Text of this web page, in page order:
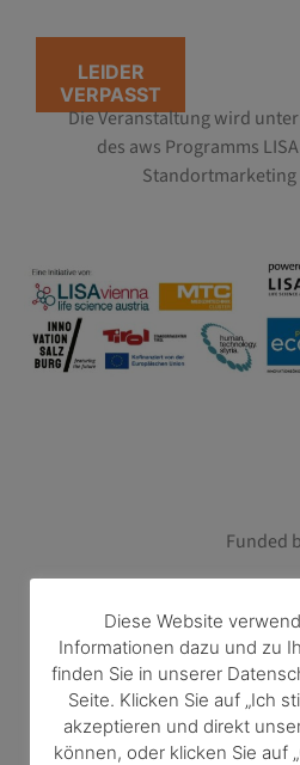
LEIDER
VERPASST
Die Veranstaltung wird
des aws Programms
Funded
Diese Website
Informationen dazu und zu
finden Sie in unserer
Seite. Klicken Sie auf „Ich
akzeptieren und direkt
können, oder klicken Sie auf